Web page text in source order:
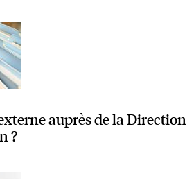
auprès de la Direction
?